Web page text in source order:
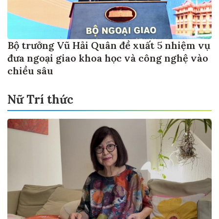
Bộ trưởng Vũ Hải Quân đề xuất 5 nhiệm vụ
đưa ngoại giao khoa học và công nghệ vào
chiều sâu
Nữ Trí thức